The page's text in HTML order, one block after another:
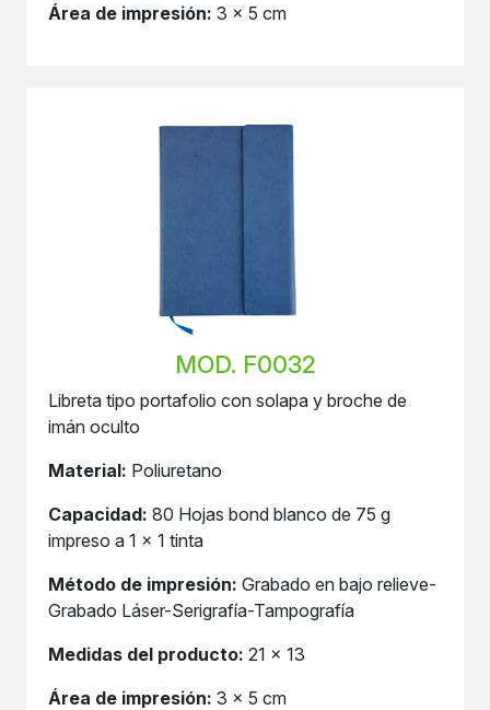
Área de impresión: 3 x 5 cm
MOD. F0032
Libreta tipo portafolio con solapa y broche de
imán oculto
Material: Poliuretano
Capacidad: 80 Hojas bond blanco de 75 g
impreso a 1 x 1 tinta
Método de impresión: Grabado en bajo relieve-
Grabado Láser-Serigrafía-Tampografía
Medidas del producto: 21 x 13
Área de impresión: 3 x 5 cm